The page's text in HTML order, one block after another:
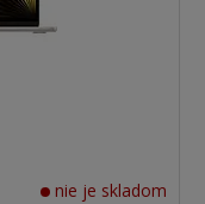
nie je skladom